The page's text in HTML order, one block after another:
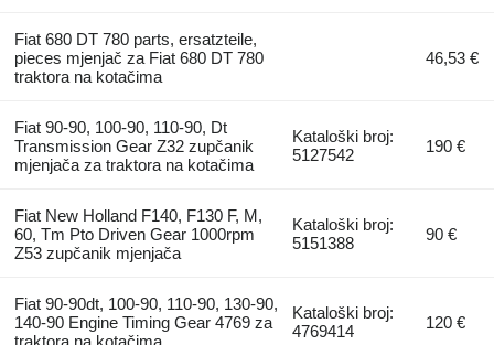
Fiat 680 DT 780 parts, ersatzteile,
pieces mjenjač za Fiat 680 DT 780
traktora na kotačima
46,53 €
Fiat 90-90, 100-90, 110-90, Dt
Transmission Gear Z32 zupčanik
mjenjača za traktora na kotačima
Kataloški broj:
5127542
190 €
Fiat New Holland F140, F130 F, M,
60, Tm Pto Driven Gear 1000rpm
Z53 zupčanik mjenjača
Kataloški broj:
5151388
90 €
Fiat 90-90dt, 100-90, 110-90, 130-90,
140-90 Engine Timing Gear 4769 za
Kataloški broj:
4769414
120 €